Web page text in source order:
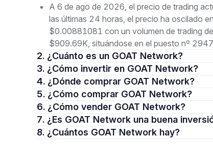
A 6 de ago de 2026, el precio de trading
las últimas 24 horas, el precio ha oscilado
$0.00881081 con un volumen de trading
$909.69K, situándose en el puesto nº
2. ¿Cuánto es un GOAT Network?
3. ¿Cómo invertir en GOAT Network?
4. ¿Dónde comprar GOAT Network?
5. ¿Cómo comprar GOAT Network?
6. ¿Cómo vender GOAT Network?
7. ¿Es GOAT Network una buena
8. ¿Cuántos GOAT Network hay?